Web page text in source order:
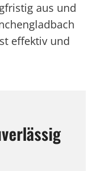
aus und
effektiv und